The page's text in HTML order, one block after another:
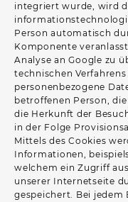
integriert wurde, wird
Person automatisch
Komponente
Analyse an Google zu
technischen
personenbezogene
betroffenen Person,
die Herkunft der
in der Folge
Mittels des Cookies
Informationen,
welchem ein Zugriff
unserer Internetseite
gespeichert. Bei jedem